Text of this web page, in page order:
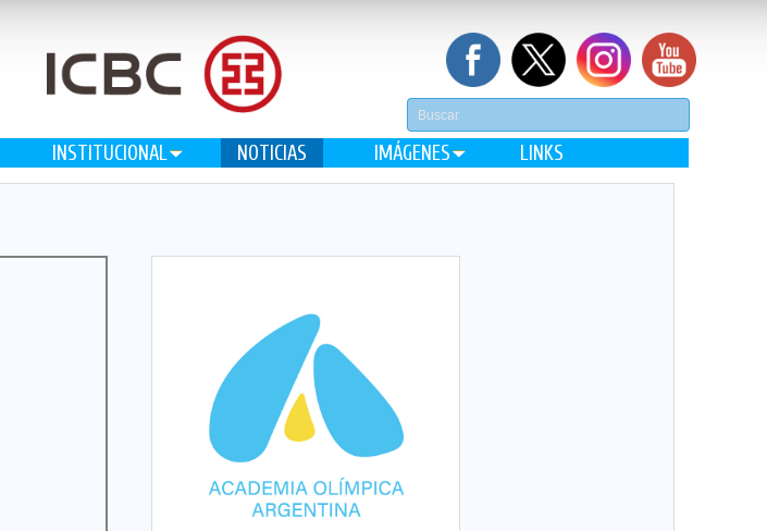
INSTITUCIONAL NOTICIAS IMÁGENES LINKS